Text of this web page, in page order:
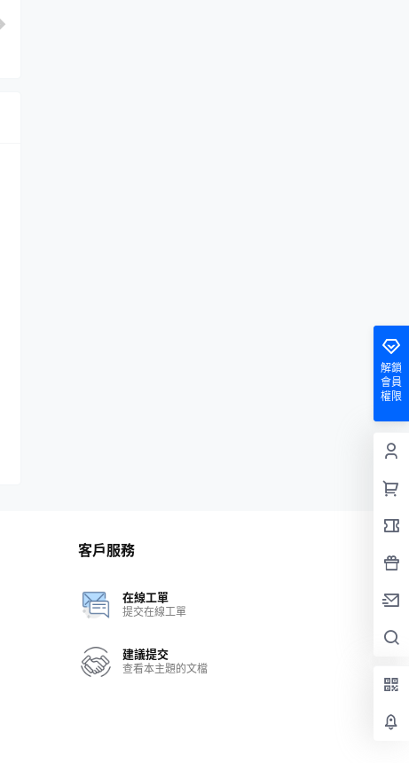
解鎖
會員
權限
客戶服務
在線工單
提交在線工單
建議提交
查看本主題的文檔